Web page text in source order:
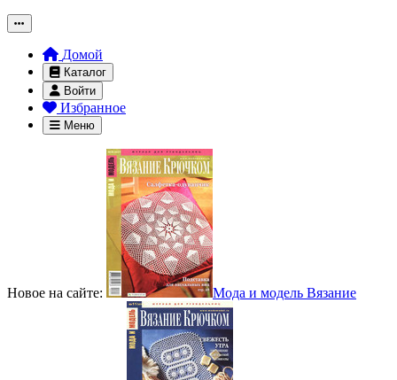
Домой
Каталог
Войти
Избранное
Меню
Новое на сайте: Мода и модель Вязание